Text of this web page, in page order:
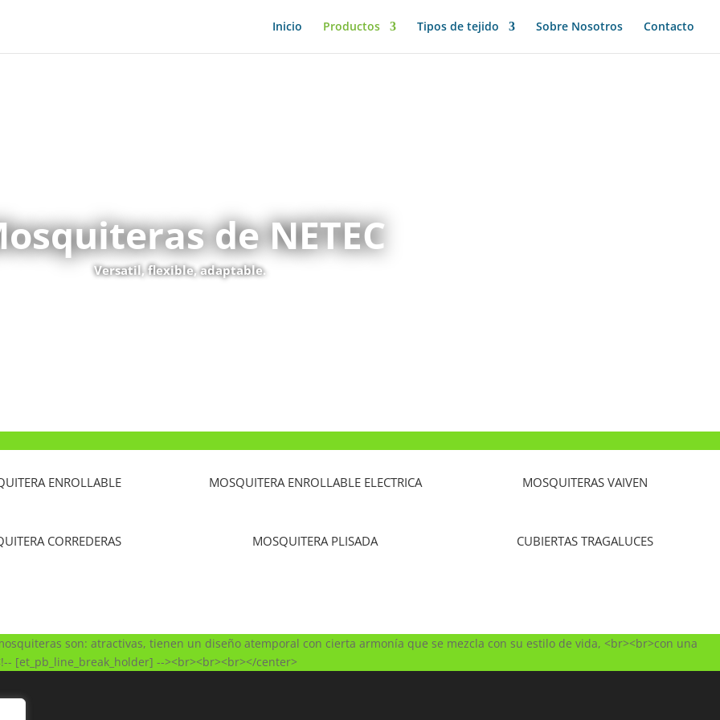
Inicio Productos Tipos de tejido Sobre Nosotros Contacto
de NETEC
Versatil, flexible, adaptable.
ENROLLABLE MOSQUITERA ENROLLABLE ELECTRICA MOSQUITERAS VAIVEN
CORREDERAS MOSQUITERA PLISADA CUBIERTAS TRAGALUCES
son: atractivas, tienen un diseño atemporal con cierta armonía que se mezcla con su estilo de vida, <br><br>con una
[et_pb_line_break_holder] --><br><br><br></center>